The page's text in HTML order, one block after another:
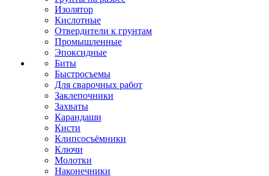
Изолятор
Кислотные
Отвердители к грунтам
Промышленные
Эпоксидные
Биты
Быстросъемы
Для сварочных работ
Заклепочники
Захваты
Карандаши
Кисти
Клипсосъёмники
Ключи
Молотки
Наконечники